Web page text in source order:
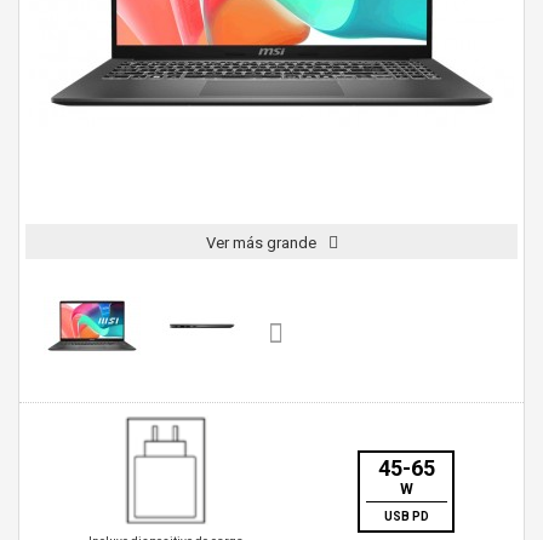
Ver más grande
45-65
W
USB PD